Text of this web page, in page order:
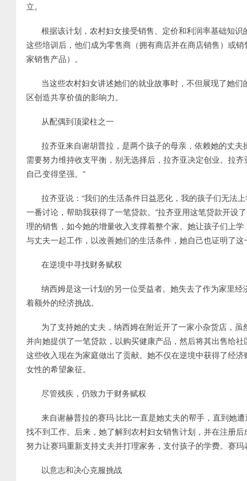
立。
根据该计划，农村妇女接受销售、定价和利润率基础知
这些培训后，他们成为零售商（拥有商店并在商店销售）或
家销售产品）。
当这些农村妇女讲述她们的就业故事时，不但展现了她
区创造共享价值的影响力。
从配偶到顶梁柱之一
拉齐亚来自谢胡普拉，是两个孩子的母亲，依赖她的丈
需要努力维持收支平衡，别无选择后，拉齐亚决定创业。拉
自己变得坚强。”
拉齐亚说：“我们的生活条件日益恶化，我的孩子们无法
一番讨论，帮助我获得了一笔贷款。”拉齐亚用这笔贷款开设
理的销售，如今她的增量收入支撑着整个家。她让孩子们上
与丈夫一起工作，以改善她们的生活条件，她自己也证明了这
在逆境中寻找财务赋权
纳西姆是这一计划的另一位受益者。她失去了作为家里
着额外的经济挑战。
为了支持她的丈夫，纳西姆在附近开了一家小杂货店，
并向她提供了一笔贷款，以购买健康产品，然后将其出售给
这些收入现在为家庭做出了贡献。她不仅在逆境中获得了经
女性的希望象征。
尽管残疾，仍致力于财务赋权
来自谢赫普拉的赛玛·比比一直是她丈夫的帮手，直到她
找不到工作。后来，她了解到农村妇女销售计划，并在注册
努力让赛玛重新支持丈夫并打理家务，支付孩子的学费。赛
以意志和决心克服挑战